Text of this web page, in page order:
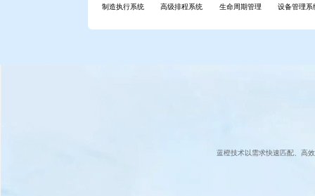
制造执行系统 高级排程系统 生命周期管理 设备管理系
蓝橙技术以需求快速匹配、高